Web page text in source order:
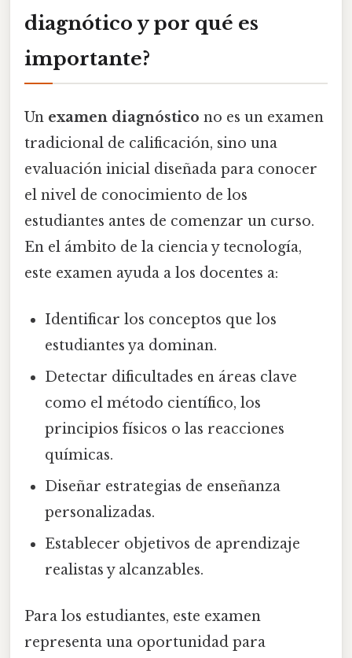
diagnótico y por qué es
importante?
Un examen diagnóstico no es un examen
tradicional de calificación, sino una
evaluación inicial diseñada para conocer
el nivel de conocimiento de los
estudiantes antes de comenzar un curso.
En el ámbito de la ciencia y tecnología,
este examen ayuda a los docentes a:
Identificar los conceptos que los
estudiantes ya dominan.
Detectar dificultades en áreas clave
como el método científico, los
principios físicos o las reacciones
químicas.
Diseñar estrategias de enseñanza
personalizadas.
Establecer objetivos de aprendizaje
realistas y alcanzables.
Para los estudiantes, este examen
representa una oportunidad para